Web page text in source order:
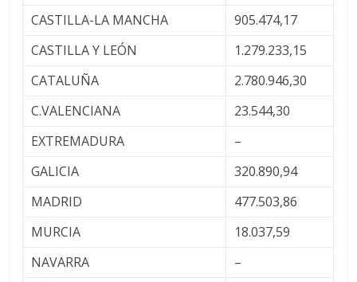
CASTILLA-LA MANCHA
905.474,17
CASTILLA Y LEÓN
1.279.233,15
CATALUÑA
2.780.946,30
C.VALENCIANA
23.544,30
EXTREMADURA
–
GALICIA
320.890,94
MADRID
477.503,86
MURCIA
18.037,59
NAVARRA
–